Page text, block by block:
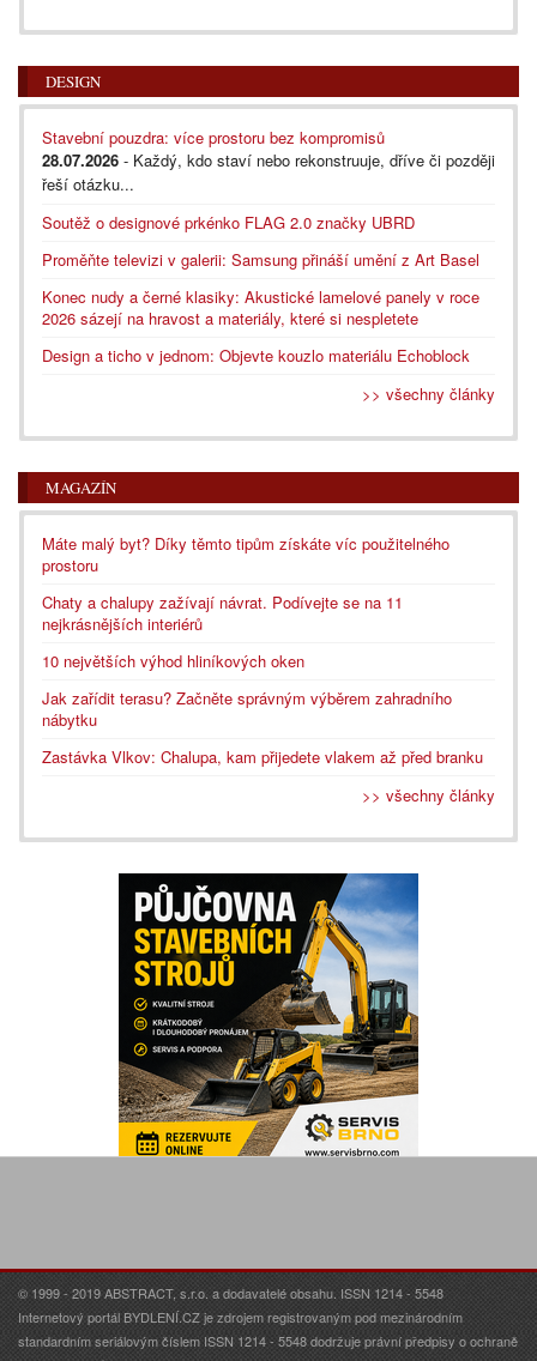
DESIGN
Stavební pouzdra: více prostoru bez kompromisů
28.07.2026 - Každý, kdo staví nebo rekonstruuje, dříve či později
řeší otázku...
Soutěž o designové prkénko FLAG 2.0 značky UBRD
Proměňte televizi v galerii: Samsung přináší umění z Art Basel
Konec nudy a černé klasiky: Akustické lamelové panely v roce
2026 sázejí na hravost a materiály, které si nespletete
Design a ticho v jednom: Objevte kouzlo materiálu Echoblock
>> všechny články
MAGAZÍN
Máte malý byt? Díky těmto tipům získáte víc použitelného
prostoru
Chaty a chalupy zažívají návrat. Podívejte se na 11
nejkrásnějších interiérů
10 největších výhod hliníkových oken
Jak zařídit terasu? Začněte správným výběrem zahradního
nábytku
Zastávka Vlkov: Chalupa, kam přijedete vlakem až před branku
>> všechny články
© 1999 - 2019 ABSTRACT, s.r.o. a dodavatelé obsahu. ISSN 1214 - 5548
Internetový portál BYDLENÍ.CZ je zdrojem registrovaným pod mezinárodním
standardním seriálovým číslem ISSN 1214 - 5548 dodržuje právní předpisy o ochraně